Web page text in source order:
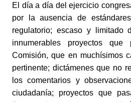
El día a día del ejercicio
por la ausencia de
regulatorio; escaso y limitado
innumerables proyectos
Comisión, que en muchísimos
pertinente; dictámenes que no
los comentarios y
ciudadanía; proyectos que